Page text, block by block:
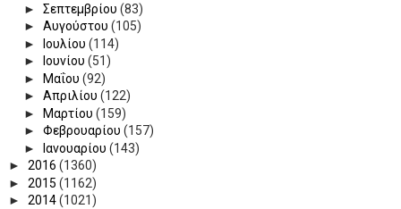
► Σεπτεμβρίου (83)
► Αυγούστου (105)
►
Ιουλίου (114)
►
Ιουνίου (51)
►
Μαΐου (92)
► Απριλίου (122)
►
Μαρτίου (159)
► Φεβρουαρίου (157)
►
Ιανουαρίου (143)
► 2016 (1360)
► 2015 (1162)
► 2014(1021)